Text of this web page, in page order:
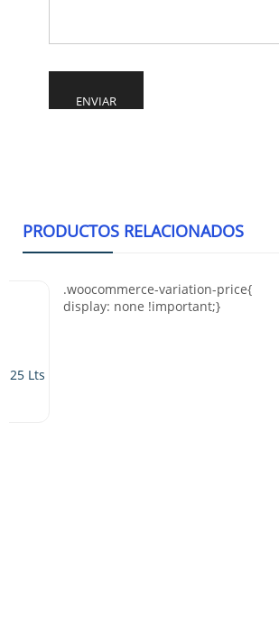
PRODUCTOS RELACIONADOS
Turbolicuador De